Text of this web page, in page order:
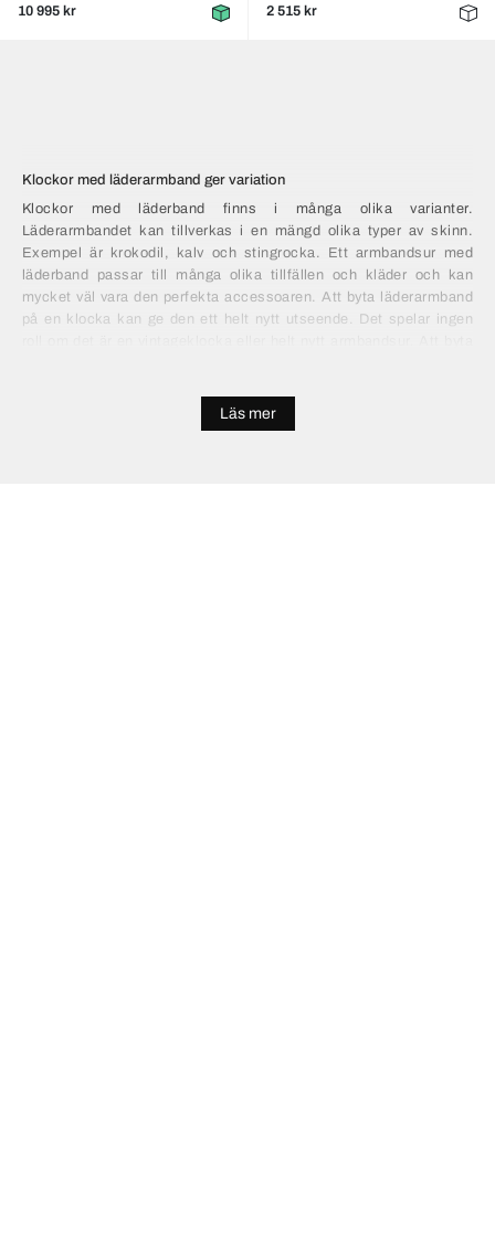
10 995 kr
2 515 kr
Klockor med läderarmband ger variation
Klockor med läderband finns i många olika varianter.
Läderarmbandet kan tillverkas i en mängd olika typer av skinn.
Exempel är krokodil, kalv och stingrocka. Ett armbandsur med
läderband passar till många olika tillfällen och kläder och kan
mycket väl vara den perfekta accessoaren. Att byta läderarmband
på en klocka kan ge den ett helt nytt utseende. Det spelar ingen
Läs mer